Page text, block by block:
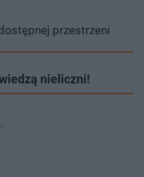
przestrzeni
nieliczni!